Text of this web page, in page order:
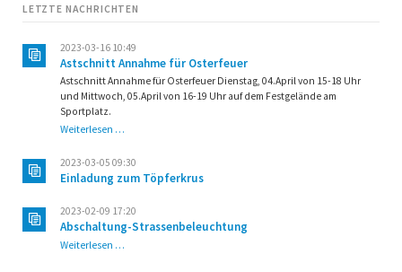
LETZTE NACHRICHTEN
2023-03-16 10:49
Astschnitt Annahme für Osterfeuer
Astschnitt Annahme für Osterfeuer Dienstag, 04.April von 15-18 Uhr
und Mittwoch, 05.April von 16-19 Uhr auf dem Festgelände am
Sportplatz.
Weiterlesen …Astschnitt
für
Osterfeuer
2023-03-05 09:30
Einladung zum Töpferkrus
2023-02-09 17:20
Abschaltung-Strassenbeleuchtung
Weiterlesen …